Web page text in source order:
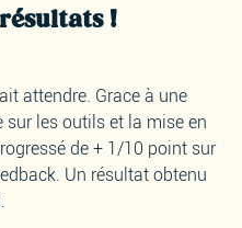
!
attendre. Grace à une
les outils et la mise en
de + 1/10 point sur
Un résultat obtenu